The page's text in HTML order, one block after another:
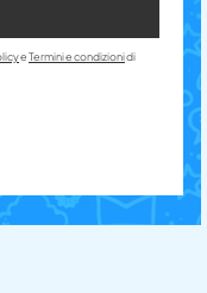
eTermini e condizionidi